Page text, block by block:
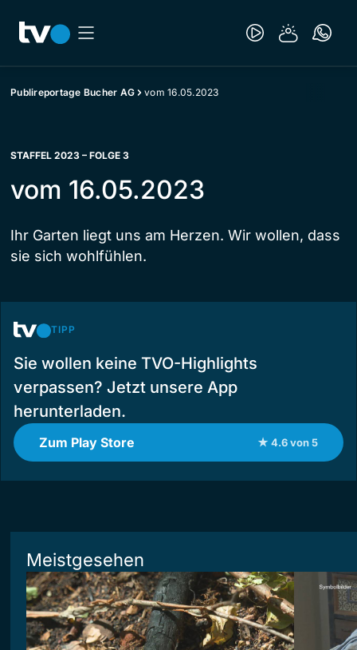
Publireportage Bucher AG vom 16.05.2023
STAFFEL 2023 – FOLGE 3
vom 16.05.2023
Ihr Garten liegt uns am Herzen. Wir wollen, dass
sie sich wohlfühlen.
TIPP
Sie wollen keine TVO-Highlights
verpassen? Jetzt unsere App
herunterladen.
Zum Play Store ★ 4.6 von 5
Meistgesehen